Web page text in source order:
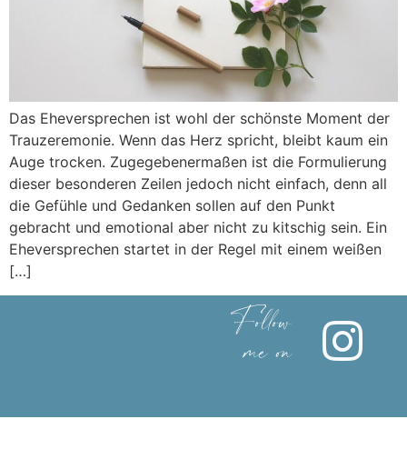
Das Eheversprechen ist wohl der schönste Moment der
Trauzeremonie. Wenn das Herz spricht, bleibt kaum ein
Auge trocken. Zugegebenermaßen ist die Formulierung
dieser besonderen Zeilen jedoch nicht einfach, denn all
die Gefühle und Gedanken sollen auf den Punkt
gebracht und emotional aber nicht zu kitschig sein. Ein
Eheversprechen startet in der Regel mit einem weißen
[…]
Follow
me on